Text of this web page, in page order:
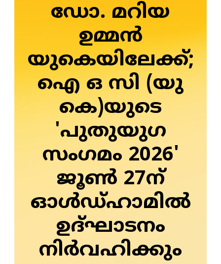
ഡോ. മറിയ
ഉമ്മന്‍
യുകെയിലേക്ക്;
ഐ ഒ സി (യു
കെ)യുടെ
'പുതുയുഗ
സംഗമം 2026'
ജൂണ്‍ 27ന്
ഓള്‍ഡ്ഹാമില്‍
ഉദ്ഘാടനം
നിര്‍വഹിക്കും